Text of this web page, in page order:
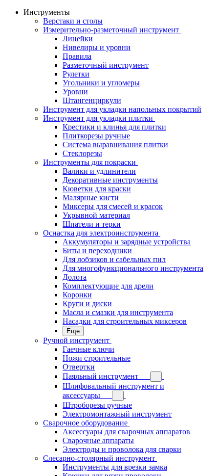
Инструменты
Верстаки и столы
Измерительно-разметочный инструмент
Линейки
Нивелиры и уровни
Правила
Разметочный инструмент
Рулетки
Угольники и угломеры
Уровни
Штангенциркули
Инструмент для укладки напольных покрытий
Инструмент для укладки плитки
Крестики и клинья для плитки
Плиткорезы ручные
Система выравнивания плитки
Стеклорезы
Инструменты для покраски
Валики и удлинители
Декоративные инструменты
Кюветки для краски
Малярные кисти
Миксеры для смесей и красок
Укрывной материал
Шпатели и терки
Оснастка для электроинструмента
Аккумуляторы и зарядные устройства
Биты и переходники
Для лобзиков и сабельных пил
Для многофункционального инструмента
Долота
Комплектующие для дрели
Коронки
Круги и диски
Масла и смазки для инструмента
Насадки для строительных миксеров
Еще
Ручной инструмент
Гаечные ключи
Ножи строительные
Отвертки
Паяльный инструмент
Шлифовальный инструмент и
аксессуары
Штроборезы ручные
Электромонтажный инструмент
Сварочное оборудование
Аксессуары для сварочных аппаратов
Сварочные аппараты
Электроды и проволока для сварки
Слесарно-столярный инструмент
Инструменты для врезки замка